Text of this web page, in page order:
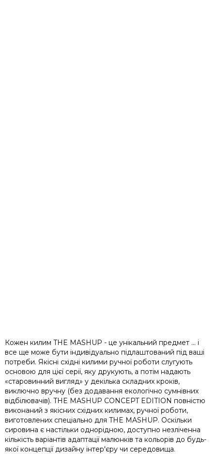
Кожен килим THE MASHUP - це унікальний предмет ... і
все ще може бути індивідуально підлаштований під ваші
потреби. Якісні східні килими ручної роботи слугують
основою для цієї серії, яку друкують, а потім надають
«старовинний вигляд» у декілька складних кроків,
виключно вручну (без додавання екологічно сумнівних
відбілювачів). THE MASHUP CONCEPT EDITION повністю
виконаний з якісних східних килимах, ручної роботи,
виготовлених спеціально для THE MASHUP. Оскільки
сировина є настільки однорідною, доступно незліченна
кількість варіантів адаптації малюнків та кольорів до будь-
якої концепції дизайну інтер'єру чи середовища.